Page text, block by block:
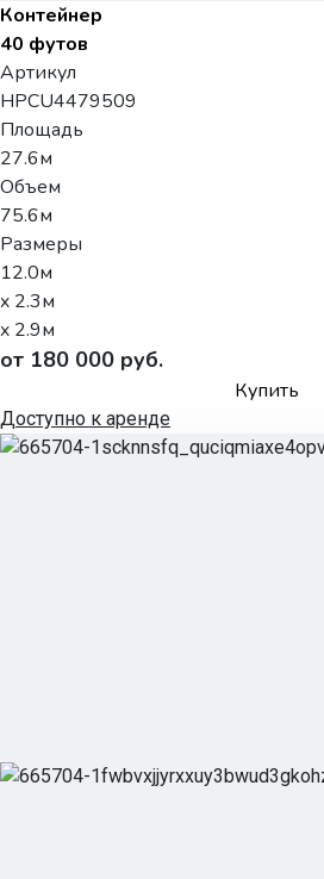
Контейнер
40 футов
Артикул
HPCU4479509
Площадь
27.6м
Объем
75.6м
Размеры
12.0м
x 2.3м
x 2.9м
от 180 000 руб.
Купить
Доступно к аренде